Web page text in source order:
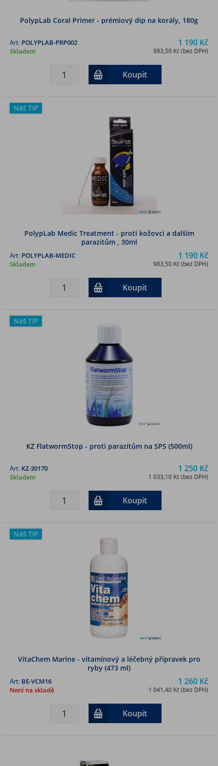
PolypLab Coral Primer - prémiový dip na korály, 180g
1 190 Kč
983,50 Kč (bez DPH)
Art: POLYPLAB-PRP002
Skladem
Koupit
Náš TIP
PolypLab Medic Treatment - proti kožovci a dalším
parazitům , 30ml
1 190 Kč
983,50 Kč (bez DPH)
Art: POLYPLAB-MEDIC
Skladem
Koupit
Náš TIP
KZ FlatwormStop - proti parazitům na SPS (500ml)
1 250 Kč
1 033,10 Kč (bez DPH)
Art: KZ-30170
Skladem
Koupit
Náš TIP
VitaChem Marine - vitamínový a léčebný přípravek pro
ryby (473 ml)
1 260 Kč
1 041,40 Kč (bez DPH)
Art: BE-VCM16
Není na skladě
Koupit